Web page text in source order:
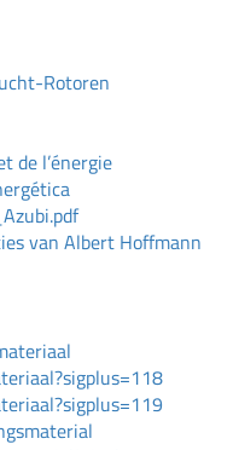
Rotoren
de l’énergie
van Albert Hoffmann